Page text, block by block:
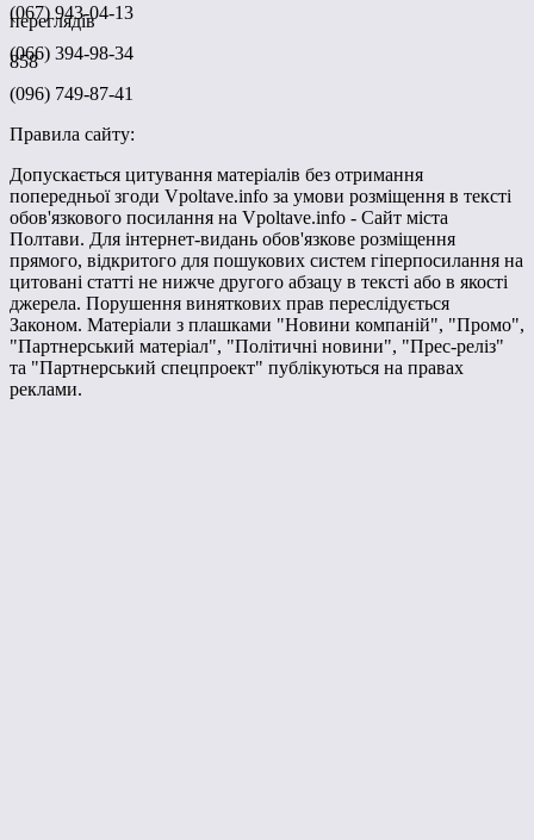
переглядів
858
(067) 943-04-13
(066) 394-98-34
(096) 749-87-41
Правила сайту:
Допускається цитування матеріалів без отримання
попередньої згоди Vpoltave.info за умови розміщення в тексті
обов'язкового посилання на Vpoltave.info - Сайт міста
Полтави. Для інтернет-видань обов'язкове розміщення
прямого, відкритого для пошукових систем гіперпосилання на
цитовані статті не нижче другого абзацу в тексті або в якості
джерела. Порушення виняткових прав переслідується
Законом. Матеріали з плашками "Новини компаній", "Промо",
"Партнерський матеріал", "Політичні новини", "Прес-реліз"
та "Партнерський спецпроект" публікуються на правах
реклами.